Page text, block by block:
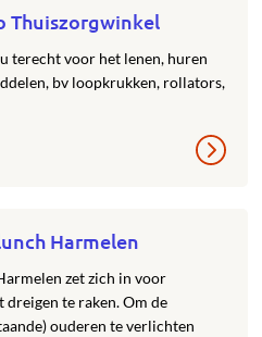
Thuiszorgwinkel
terecht voor het lenen, huren
bv loopkrukken, rollators,
Harmelen
zet zich in voor
dreigen te raken. Om de
ouderen te verlichten